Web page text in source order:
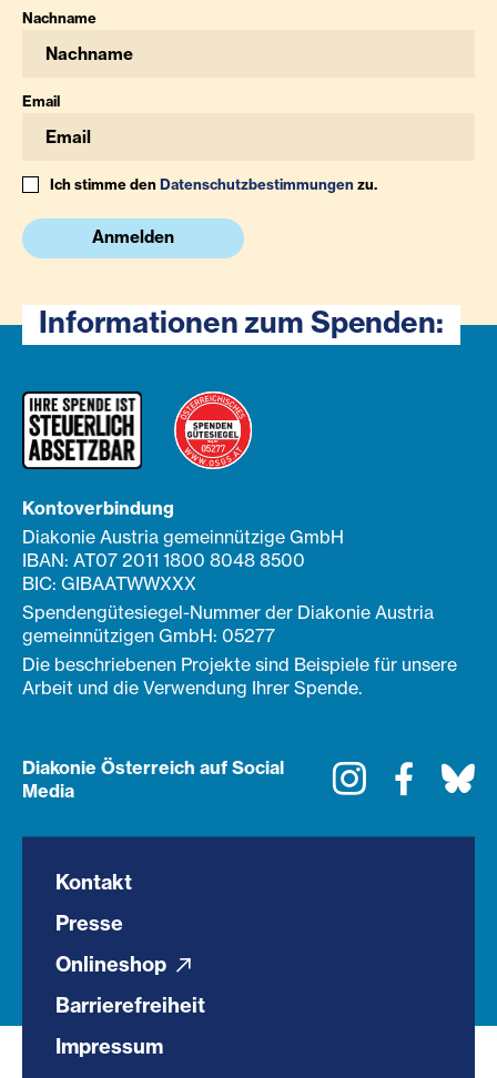
Nachname
Email
Ich stimme denDatenschutzbestimmungenzu.
Anmelden
Informationen zum Spenden:
Kontoverbindung
Diakonie Austria gemeinnützige GmbH
IBAN: AT07 2011 1800 8048 8500
BIC: GIBAATWWXXX
Spendengütesiegel-Nummer der Diakonie Austria
gemeinnützigen GmbH: 05277
Die beschriebenen Projekte sind Beispiele für unsere
Arbeit und die Verwendung Ihrer Spende.
Diakonie Österreich auf Social
Media
Instagram
Kontakt
Presse
Onlineshop
Barrierefreiheit
Impressum